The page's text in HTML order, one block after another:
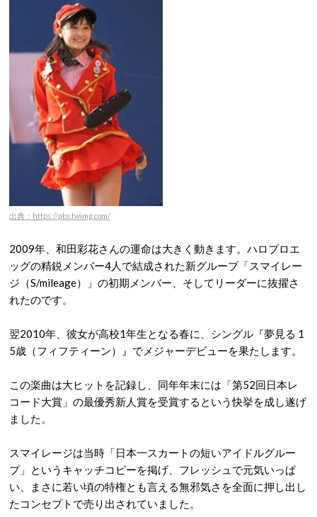
出典：https://pbs.twimg.com/
2009年、和田彩花さんの運命は大きく動きます。ハロプロエ
ッグの精鋭メンバー4人で結成された新グループ「スマイレー
ジ（S/mileage）」の初期メンバー、そしてリーダーに抜擢さ
れたのです。
翌2010年、彼女が高校1年生となる春に、シングル『夢見る 1
5歳（フィフティーン）』でメジャーデビューを果たします。
この楽曲は大ヒットを記録し、同年年末には「第52回日本レ
コード大賞」の最優秀新人賞を受賞するという快挙を成し遂げ
ました。
スマイレージは当時「日本一スカートの短いアイドルグルー
プ」というキャッチコピーを掲げ、フレッシュで元気いっぱ
い、まさに若い頃の特権とも言える無邪気さを全面に押し出し
たコンセプトで売り出されていました。